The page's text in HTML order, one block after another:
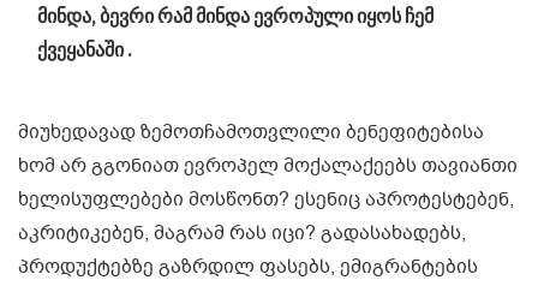
მინდა, ბევრი რამ მინდა ევროპული იყოს ჩემ
ქვეყანაში .
მიუხედავად ზემოთჩამოთვლილი ბენეფიტებისა
ხომ არ გგონიათ ევროპელ მოქალაქეებს თავიანთი
ხელისუფლებები მოსწონთ? ესენიც აპროტესტებენ,
აკრიტიკებენ, მაგრამ რას იცი? გადასახადებს,
პროდუქტებზე გაზრდილ ფასებს, ემიგრანტების